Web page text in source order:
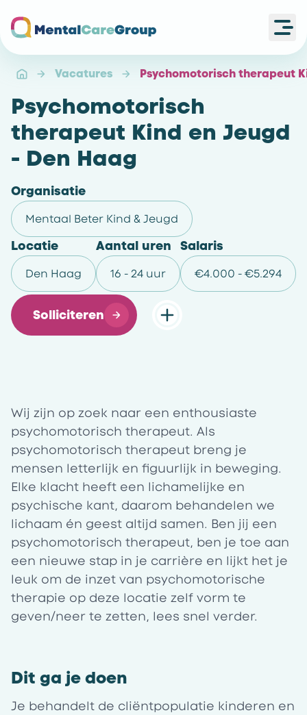
Vacatures Psychomotorisch therapeut
Psychomotorisch
therapeut Kind en Jeugd
- Den Haag
Organisatie
Mentaal Beter Kind & Jeugd
Locatie
Den Haag
Aantal uren
16 - 24 uur
Salaris
€4.000 - €5.294
Solliciteren
Wij zijn op zoek naar een enthousiaste
psychomotorisch therapeut. Als
psychomotorisch therapeut breng je
mensen letterlijk en figuurlijk in beweging.
Elke klacht heeft een lichamelijke en
psychische kant, daarom behandelen we
lichaam én geest altijd samen. Ben jij een
psychomotorisch therapeut, ben je toe aan
een nieuwe stap in je carrière en lijkt het je
leuk om de inzet van psychomotorische
therapie op deze locatie zelf vorm te
geven/neer te zetten, lees snel verder.
Dit ga je doen
Je behandelt de cliëntpopulatie kinderen en